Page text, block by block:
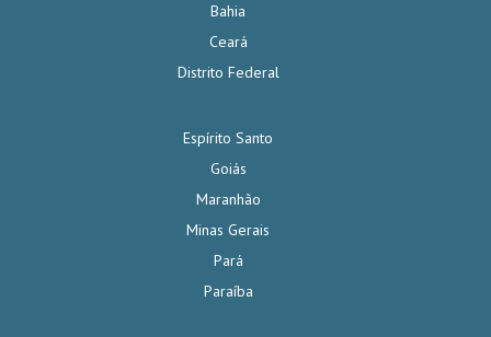
Bahia
Ceará
Distrito Federal
Espírito Santo
Goiás
Maranhão
Minas Gerais
Pará
Paraíba